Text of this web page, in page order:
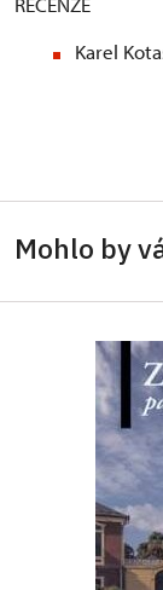
Karel
Mohlo by